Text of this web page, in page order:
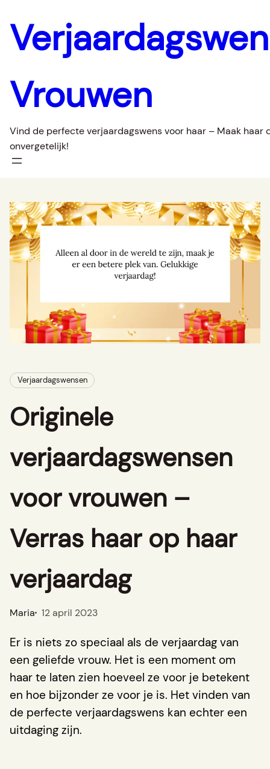
naar
inhoud
Vrouwen
Vind de perfecte verjaardagswens voor haar – Maak haar
onvergetelijk!
Verjaardagswensen
Originele
verjaardagswensen
voor vrouwen –
Verras haar op haar
verjaardag
Maria 12 april 2023
Er is niets zo speciaal als de verjaardag van
een geliefde vrouw. Het is een moment om
haar te laten zien hoeveel ze voor je betekent
en hoe bijzonder ze voor je is. Het vinden van
de perfecte verjaardagswens kan echter een
uitdaging zijn.